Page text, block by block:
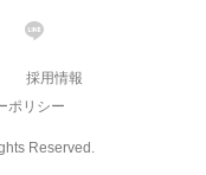
Reserved.
採用情報
ポリシー